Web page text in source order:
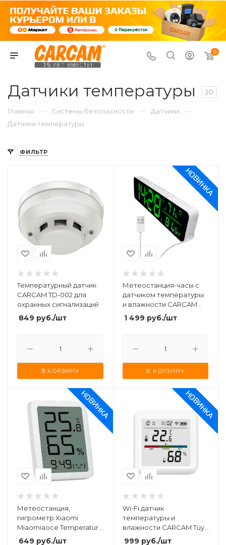
0
Датчики температуры 20
Главная — Системы безопасности — Датчики —
Датчики температуры
ФИЛЬТР
Температурный датчик
CARCAM TD-002 для
охранных сигнализаций
849 руб./шт
В КОРЗИНУ
Метеостанция-часы с
датчиком температуры
и влажности CARCAM
Tuya WiFi Temperature
and Humidity Sensor with
1 499 руб./шт
В КОРЗИНУ
Метеостанция,
гигрометр Xiaomi
Miaomiaoce Temperature
and Humidity Meter
649 руб./шт
Wi-Fi датчик
температуры и
влажности CARCAM Tuya
WIFI Temperature and
999 руб./шт